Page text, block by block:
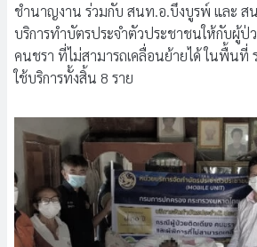
ชำนาญงาน ร่วมกับ สนท.อ.บึงบูรพ์ และ ส
บริการทำบัตรประจำตัวประชาชนให้กับผู้ป่
คนชรา ที่ไม่สามารถเคลื่อนย้ายได้ ในพื้นที่
ใช้บริการทั้งสิ้น 8 ราย